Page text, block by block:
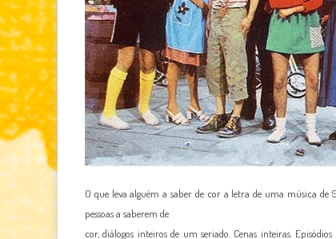
O que leva alguém a saber de cor a letra de uma música de
pessoas a saberem de
cor, diálogos inteiros de um seriado. Cenas inteiras.